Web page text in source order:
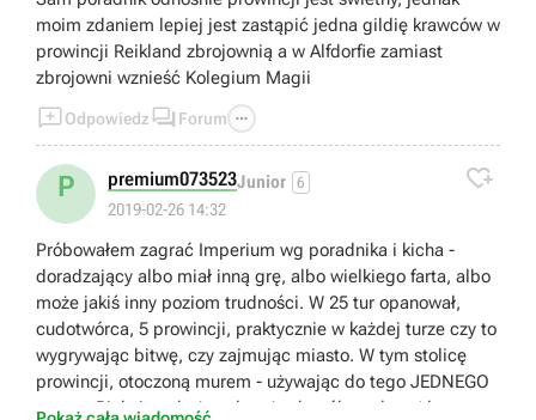
moim zdaniem lepiej jest zastąpić jedna gildię krawców w
prowincji Reikland zbrojownią a w Alfdorfie zamiast
zbrojowni wznieść Kolegium Magii
Odpowiedz  Forum 
P premium073523Junior 6
2019-02-26 14:32

Próbowałem zagrać Imperium wg poradnika i kicha -
doradzający albo miał inną grę, albo wielkiego farta, albo
może jakiś inny poziom trudności. W 25 tur opanował,
cudotwórca, 5 prowincji, praktycznie w każdej turze czy to
wygrywając bitwę, czy zajmując miasto. W tym stolicę
prowincji, otoczoną murem - używając do tego JEDNEGO
tarana. Pięknie, tyle że gdy też tak próbowałem (dwoma